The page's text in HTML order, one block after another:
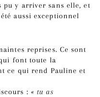
pu y arriver sans elle, et
aussi exceptionnel
reprises. Ce sont
font toute la
ce qui rend Pauline et
: « tu as